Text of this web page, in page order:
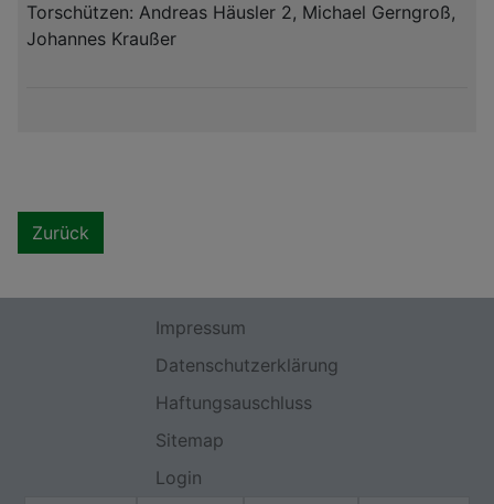
Torschützen: Andreas Häusler 2, Michael Gerngroß,
Johannes Kraußer
Zurück
Impressum
Datenschutzerklärung
Haftungsauschluss
Sitemap
Login